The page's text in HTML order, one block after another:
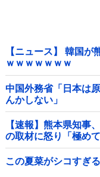
【ニュース】 韓国
ｗｗｗｗｗｗｗ
中国外務省「日本は
んかしない」
【速報】熊本県知事
の取材に怒り「極め
この夏菜がシコすぎ